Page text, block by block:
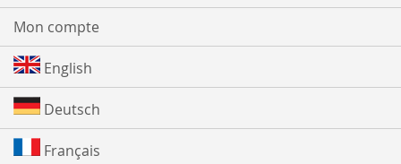
Mon compte
English
Deutsch
Français